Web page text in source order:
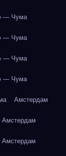
— Чума
— Чума
— Чума
— Чума
Амстердам
Амстердам
Амстердам